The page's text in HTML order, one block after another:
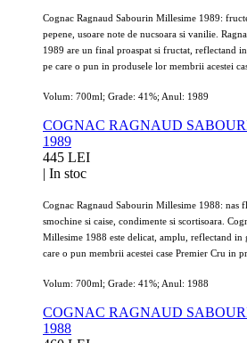
Cognac Ragnaud Sabourin Millesime 1989:
pepene, usoare note de nucsoara si vanilie.
1989 are un final proaspat si fructat, reflectand
pe care o pun in produsele lor membrii acestei
Volum: 700ml; Grade: 41%; Anul: 1989
COGNAC RAGNAUD
1989
445 LEI
| In stoc
Cognac Ragnaud Sabourin Millesime 1988: nas
smochine si caise, condimente si scortisoara.
Millesime 1988 este delicat, amplu, reflectand in
care o pun membrii acestei case Premier Cru in
Volum: 700ml; Grade: 41%; Anul: 1988
COGNAC RAGNAUD
1988